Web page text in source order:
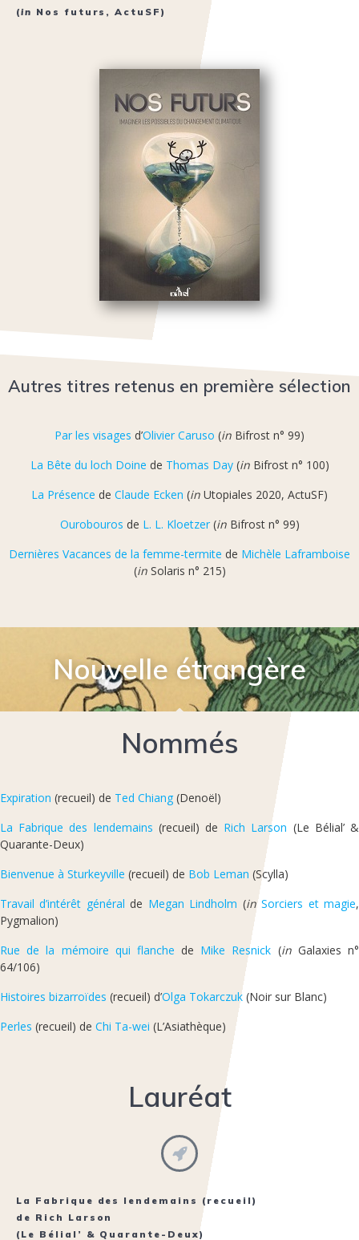
(in Nos futurs, ActuSF)
Autres titres retenus en première sélection
Par les visages d’Olivier Caruso (in Bifrost n° 99)
La Bête du loch Doine de Thomas Day(inBifrost n° 100)
La Présence de Claude Ecken (in Utopiales 2020, ActuSF)
Ourobouros de L. L. Kloetzer(inBifrost n° 99)
Dernières Vacances de la femme-termite de Michèle Laframboise
(inSolaris n° 215)
Nouvelle étrangère
Nommés
Expiration (recueil) de Ted Chiang (Denoël)
La Fabrique des lendemains (recueil) de Rich Larson (Le Bélial’ &
Quarante-Deux)
Bienvenue à Sturkeyville (recueil) de Bob Leman (Scylla)
Travail d’intérêt général de Megan Lindholm (in Sorciers et magie,
Pygmalion)
Rue de la mémoire qui flanche de Mike Resnick (inGalaxies n°
64/106)
Histoires bizarroïdes (recueil) d’Olga Tokarczuk (Noir sur Blanc)
Perles (recueil) de Chi Ta-wei (L’Asiathèque)
Lauréat
La Fabrique des lendemains (recueil)
de Rich Larson
(Le Bélial’ & Quarante-Deux)